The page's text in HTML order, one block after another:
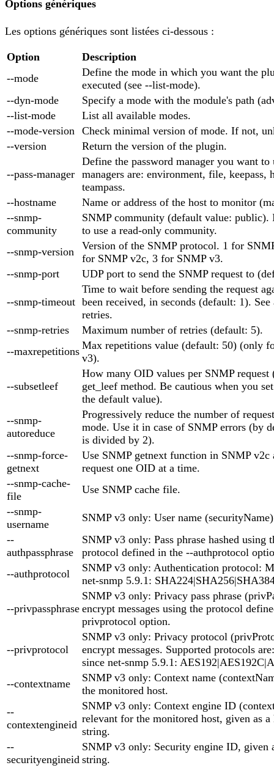
Options génériques
Les options génériques sont listées ci-dessous :
Option
Description
--mode
Define the mode in which you want the
executed (see --list-mode).
--dyn-mode
Specify a mode with the module's path
--list-mode
List all available modes.
--mode-version
Check minimal version of mode. If not,
--version
Return the version of the plugin.
--pass-manager
Define the password manager you want to
managers are: environment, file, keepass,
teampass.
--hostname
Name or address of the host to monitor
--snmp-
community
SNMP community (default value: public).
to use a read-only community.
--snmp-version
Version of the SNMP protocol. 1 for
for SNMP v2c, 3 for SNMP v3.
--snmp-port
UDP port to send the SNMP request to
--snmp-timeout
Time to wait before sending the request
been received, in seconds (default: 1).
retries.
--snmp-retries
Maximum number of retries (default: 5).
--maxrepetitions Max repetitions value (default: 50) (only
v3).
--subsetleef
How many OID values per SNMP
get_leef method. Be cautious when you
the default value).
--snmp-
autoreduce
Progressively reduce the number of
mode. Use it in case of SNMP errors (by
is divided by 2).
--snmp-force-
getnext
Use SNMP getnext function in SNMP
request one OID at a time.
--snmp-cache-
file
Use SNMP cache file.
--snmp-
username
SNMP v3 only: User name
--
authpassphrase
SNMP v3 only: Pass phrase hashed using
protocol defined in the --authprotocol
--authprotocol
SNMP v3 only: Authentication protocol:
net-snmp 5.9.1:
--privpassphrase
SNMP v3 only: Privacy pass phrase
encrypt messages using the protocol
privprotocol option.
--privprotocol
SNMP v3 only: Privacy protocol
encrypt messages. Supported protocols
since net-snmp 5.9.1:
--contextname
SNMP v3 only: Context name
the monitored host.
--
contextengineid
SNMP v3 only: Context engine ID
relevant for the monitored host, given as a
string.
--
securityengineid
SNMP v3 only: Security engine ID, given
string.